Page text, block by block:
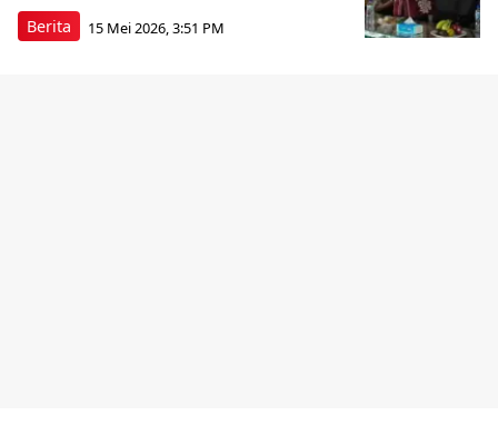
Berita 15 Mei 2026, 3:51 PM